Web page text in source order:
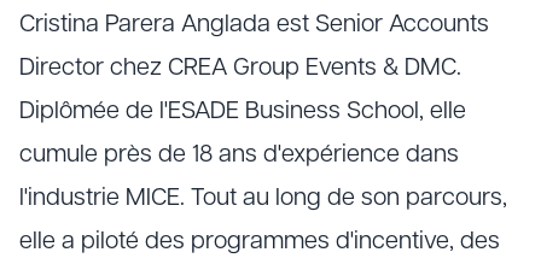
Cristina Parera Anglada est Senior Accounts
Director chez CREA Group Events & DMC.
Diplômée de l'ESADE Business School, elle
cumule près de 18 ans d'expérience dans
l'industrie MICE. Tout au long de son parcours,
elle a piloté des programmes d'incentive, des